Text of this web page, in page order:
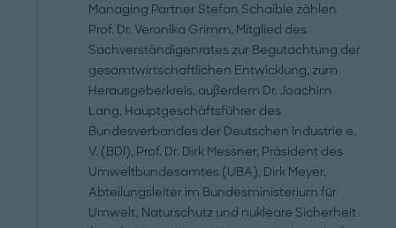
Managing Partner Stefan Schaible zählen
Prof. Dr. Veronika Grimm, Mitglied des
Sachverständigenrates zur Begutachtung der
gesamtwirtschaftlichen Entwicklung, zum
Herausgeberkreis, außerdem Dr. Joachim
Lang, Hauptgeschäftsführer des
Bundesverbandes der Deutschen Industrie e.
V. (BDI), Prof. Dr. Dirk Messner, Präsident des
Umweltbundesamtes (UBA), Dirk Meyer,
Abteilungsleiter im Bundesministerium für
Umwelt, Naturschutz und nukleare Sicherheit